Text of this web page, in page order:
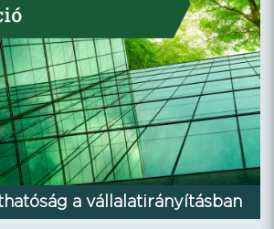
a vállalatirányításban